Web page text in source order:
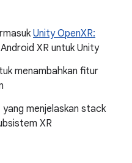
Unity OpenXR:
XR untuk Unity
menambahkan fitur
yang menjelaskan stack
XR